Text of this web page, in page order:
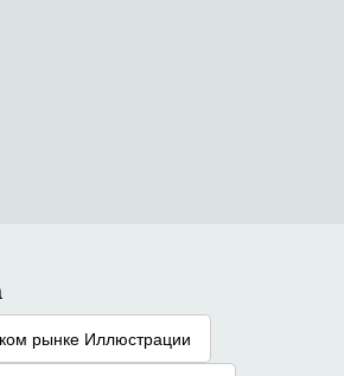
рынке Иллюстрации